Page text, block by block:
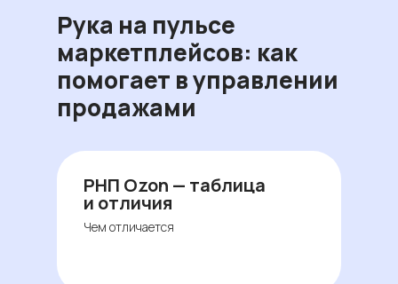
Рука на пульсе
маркетплейсов: как
помогает в управлении
продажами
РНП Ozon — таблица
и отличия
Чем отличается